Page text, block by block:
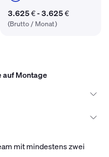
3.625 € - 3.625 €
(Brutto / Monat)
auf Montage
mit mindestens zwei